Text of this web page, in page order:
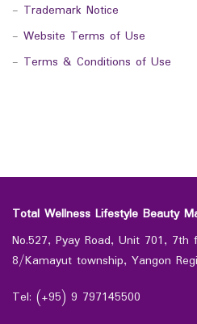
- Trademark Notice
- Website Terms of Use
- Terms & Conditions of Use
Total Wellness Lifestyle Beauty
No.527, Pyay Road, Unit 701,
8/Kamayut township, Yangon
Tel: (+95) 9 797145500